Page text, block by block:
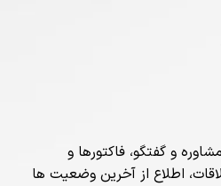
و گفتگو، فاکتورها و
اطلاع از آخرین وضعیت ها